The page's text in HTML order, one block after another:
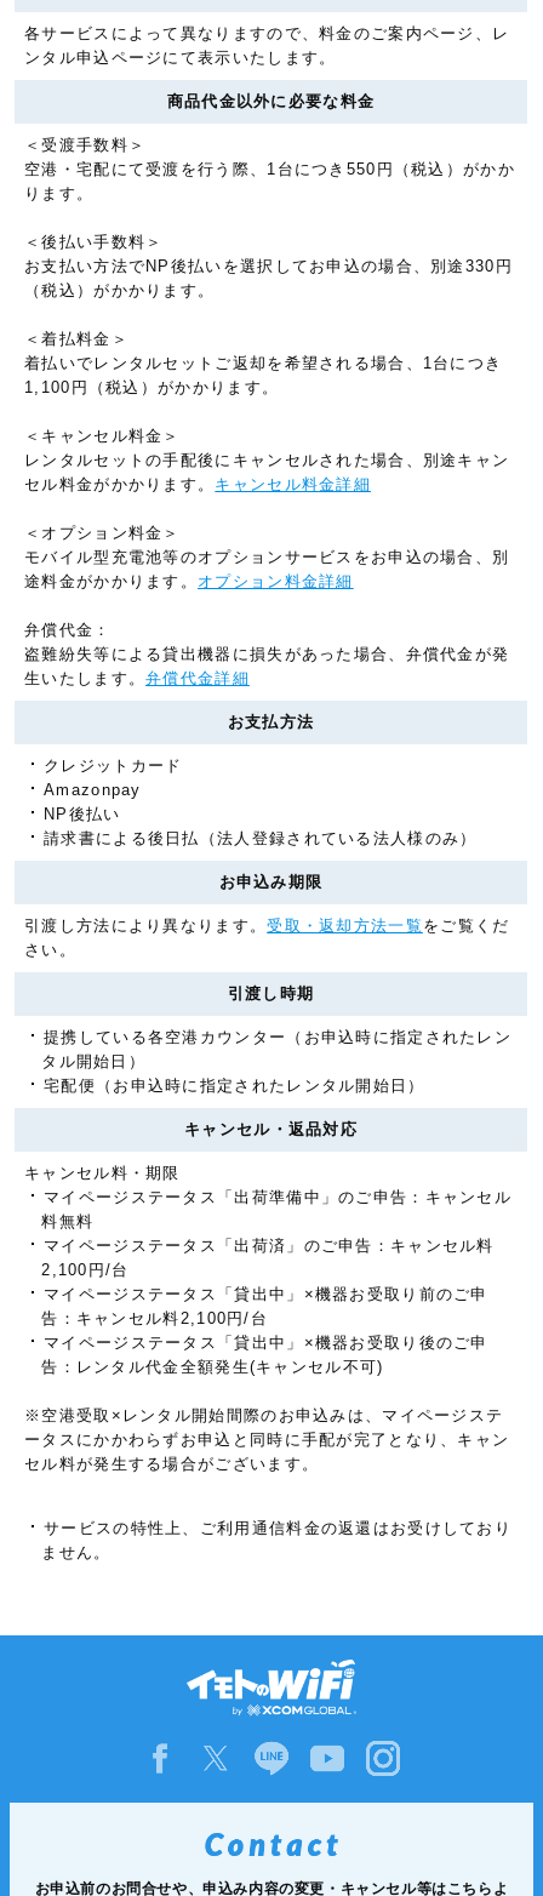
各サービスによって異なりますので、料金のご案内ページ、レ
ンタル申込ページにて表示いたします。
商品代金以外に必要な料金
＜受渡手数料＞
空港・宅配にて受渡を行う際、1台につき550円（税込）がかか
ります。
＜後払い手数料＞
お支払い方法でNP後払いを選択してお申込の場合、別途330円
（税込）がかかります。
＜着払料金＞
着払いでレンタルセットご返却を希望される場合、1台につき
1,100円（税込）がかかります。
＜キャンセル料金＞
レンタルセットの手配後にキャンセルされた場合、別途キャン
セル料金がかかります。 キャンセル料金詳細
＜オプション料金＞
モバイル型充電池等のオプションサービスをお申込の場合、別
途料金がかかります。 オプション料金詳細
弁償代金：
盗難紛失等による貸出機器に損失があった場合、弁償代金が発
生いたします。弁償代金詳細
お支払方法
クレジットカード
Amazonpay
NP後払い
請求書による後日払（法人登録されている法人様のみ）
お申込み期限
引渡し方法により異なります。受取・返却方法一覧 をご覧くだ
さい。
引渡し時期
提携している各空港カウンター（お申込時に指定されたレン
タル開始日）
宅配便（お申込時に指定されたレンタル開始日）
キャンセル・返品対応
キャンセル料・期限
マイページステータス「出荷準備中」のご申告：キャンセル
料無料
マイページステータス「出荷済」のご申告：キャンセル料
2,100円/台
マイページステータス「貸出中」×機器お受取り前のご申
告：キャンセル料2,100円/台
マイページステータス「貸出中」×機器お受取り後のご申
告：レンタル代金全額発生(キャンセル不可)
※空港受取×レンタル開始間際のお申込みは、マイページステ
ータスにかかわらずお申込と同時に手配が完了となり、キャン
セル料が発生する場合がございます。
サービスの特性上、ご利用通信料金の返還はお受けしており
ません。
お申込前のお問合せや、申込み内容の変更・キャンセル等はこちらよ